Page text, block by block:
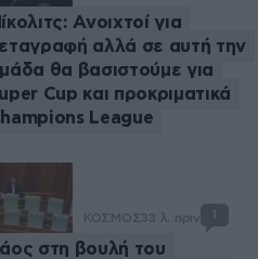
Ανοιχτοί για
αλλά σε αυτή την
θα βασιστούμε για
Cup και προκριματικά
League
ΚΟΣΜΟΣ33 λ. πριν 1
στη βουλή του